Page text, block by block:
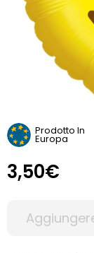
Prodotto In
Europa
3,50€